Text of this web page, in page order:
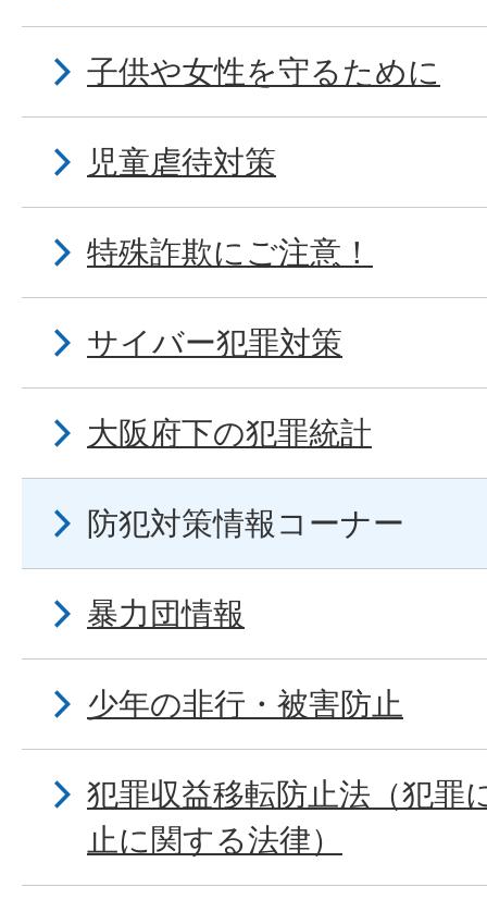
子供や女性を守るために
児童虐待対策
特殊詐欺にご注意！
サイバー犯罪対策
大阪府下の犯罪統計
防犯対策情報コーナー
暴力団情報
少年の非行・被害防止
犯罪収益移転防止法（犯罪
止に関する法律）